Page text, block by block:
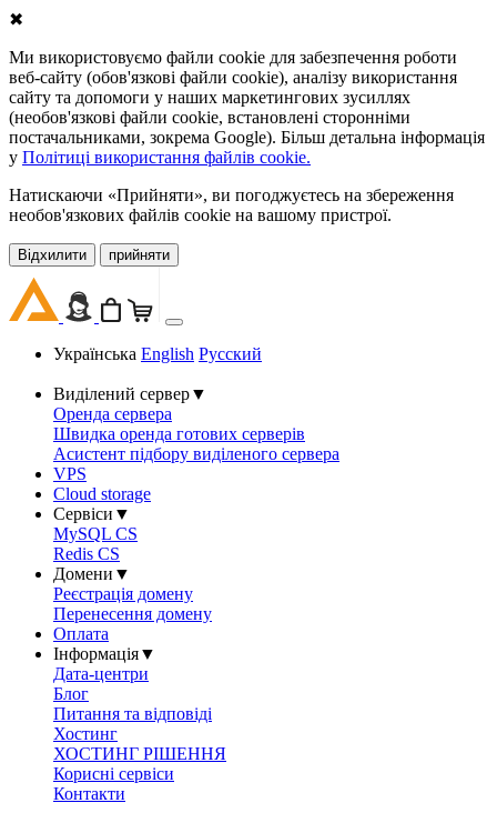
✖
Ми використовуємо файли cookie для забезпечення роботи
веб-сайту (обов'язкові файли cookie), аналізу використання
сайту та допомоги у наших маркетингових зусиллях
(необов'язкові файли cookie, встановлені сторонніми
постачальниками, зокрема Google). Більш детальна інформація
у Політиці використання файлів cookie.
Натискаючи «Прийняти», ви погоджуєтесь на збереження
необов'язкових файлів cookie на вашому пристрої.
Відхилити прийняти
Українська English Русский
Виділений сервер▼
Оренда сервера
Швидка оренда готових серверів
Асистент підбору виділеного сервера
VPS
Cloud storage
Сервіси ▼
MySQL CS
Redis CS
Домени ▼
Реєстрація домену
Перенесення домену
Оплата
Інформація▼
Дата-центри
Блог
Питання та відповіді
Хостинг
ХОСТИНГ РІШЕННЯ
Корисні сервіси
Контакти